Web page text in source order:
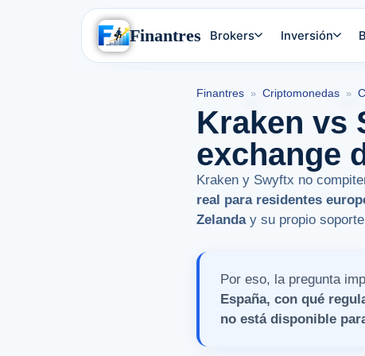
Finantres Brokers Inversión
Finantres » Criptomonedas »
Kraken vs
exchange
Kraken y Swyftx no
real para residentes
Zelanday su propio
Por eso, la pregunta
España, con qué
no está disponible